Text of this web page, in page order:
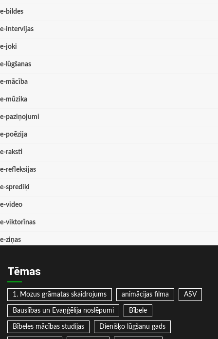
e-bildes
e-intervijas
e-joki
e-lūgšanas
e-mācība
e-mūzika
e-paziņojumi
e-poēzija
e-raksti
e-refleksijas
e-sprediķi
e-video
e-viktorīnas
e-ziņas
Tēmas
1. Mozus grāmatas skaidrojums animācijas filma ASV
Bauslības un Evaņģēlija noslēpumi Bībele
Bībeles mācības studijas Dienišķo lūgšanu gads